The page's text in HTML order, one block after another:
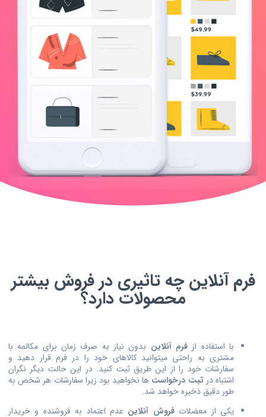
فرم آنلاین چه تاثیری در فروش بیشتر
محصولات دارد؟
با استفاده از فرم آنلاین بدون نیاز به صرف زمان برای مکالمه با
مشتری به راحتی میتوانید کالاهای خود را در فرم قرار دهید و
سفارشات خود را از این طریق ثبت کنید. در این حالت دیگر نگران
اشتباه در ثبت درخواست ها نخواهید بود زیرا سفارشات هر شخص به
طور دقیق ذخیره خواهد شد.
یکی از معضلاتفروش آنلاین عدم اعتماد به فروشنده و خریدار